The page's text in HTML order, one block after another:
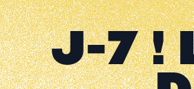
J-7 !